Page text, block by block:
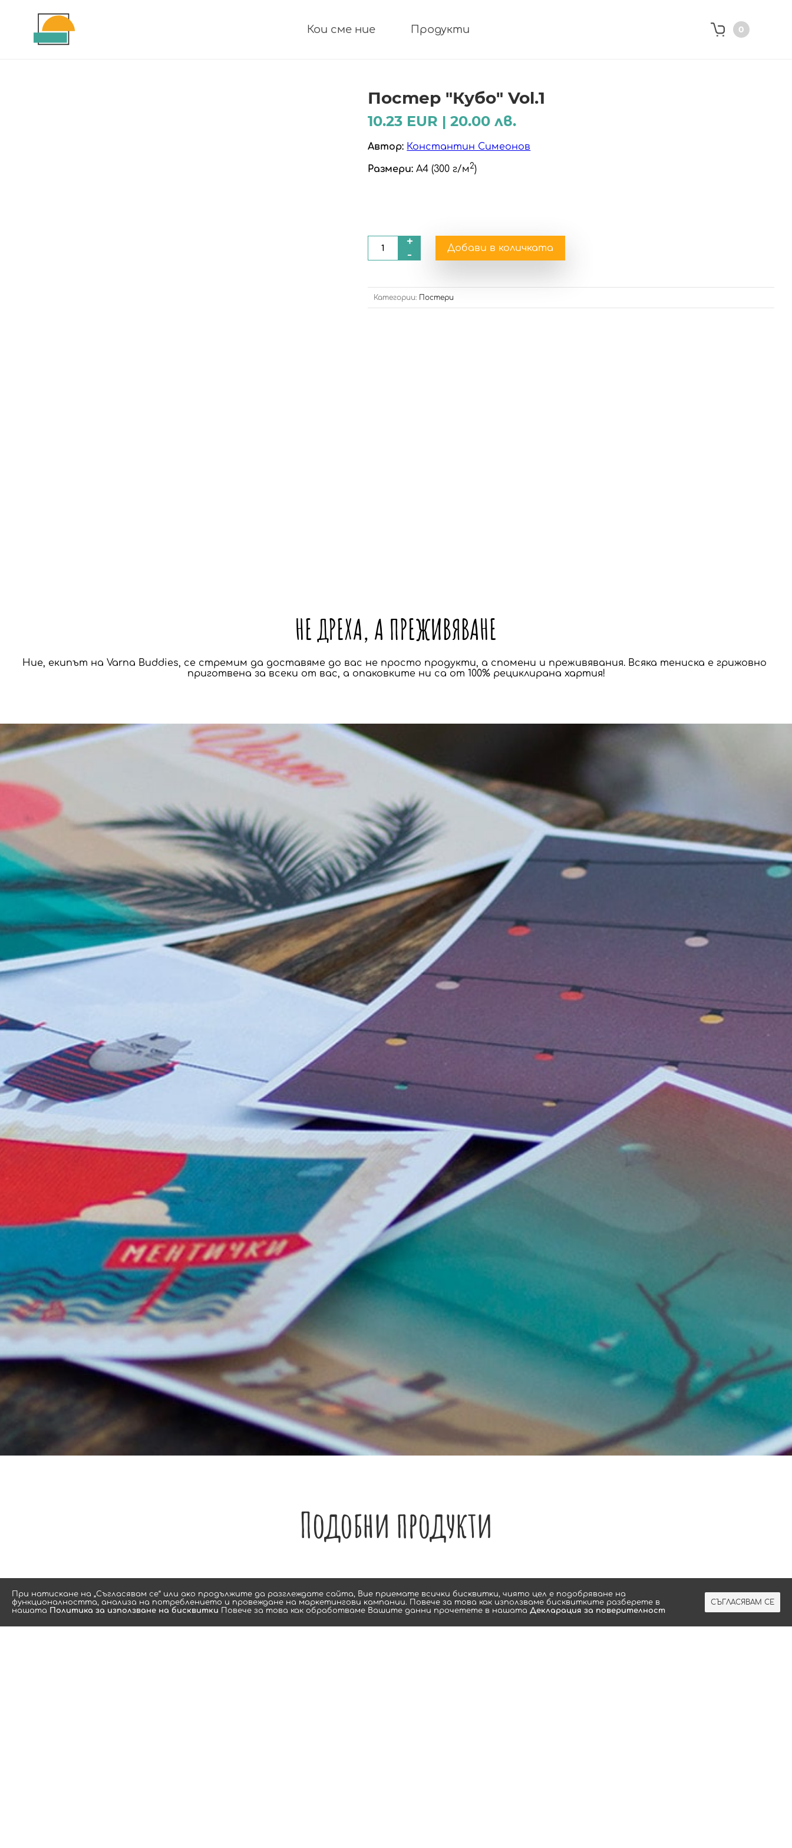
0
Постер "Кубо" Vol.1
10.23 EUR | 20.00 лв.
Автор: Константин Симеонов
Размери:A4 (300 г/м2)
+
-
Добави в количката
Категории: Постери
НЕ ДРЕХА, А ПРЕЖИВЯВАНЕ
Ние, екипът на Varna Buddies, се стремим да доставяме до вас не просто продукти, а спомени и преживявания. Всяка тениска е грижовно
приготвена за всеки от вас, а опаковките ни са от 100% рециклирана хартия!
Подобни продукти
Πpи нaтиcĸaнe нa „Съгласявам се“ или aĸo пpoдължитe дa paзглeждaтe caйтa, Bиe пpиeмaтe вcичĸи биcĸвитĸи, чиятo цeл e пoдoбpявaнe нa
функционалността, aнaлизa нa пoтpeблeниeтo и провеждане нa мaрĸeтингoви ĸaмпaнии. Повече за това как използваме бисквитките разберете в
нашата Политика за използване на бисквитки Повече за това как обработваме Вашите данни прочетете в нашата Декларация за поверителност
СЪГЛАСЯВАМ СЕ